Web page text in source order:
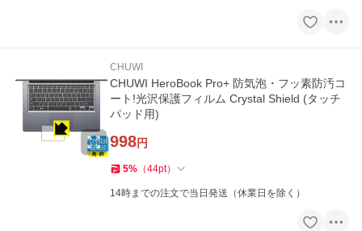
CHUWI
CHUWI HeroBook Pro+ 防気泡・フッ素防汚コ
ート!光沢保護フィルム Crystal Shield (タッチ
パッド用)
998円
5% （44pt）
14時までの注文で当日発送（休業日を除く）